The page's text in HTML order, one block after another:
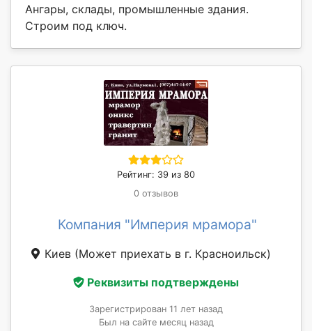
Ангары, склады, промышленные здания.
Строим под ключ.
Рейтинг: 39 из 80
0 отзывов
Компания "Империя мрамора"
Киев (Может приехать в г. Красноильск)
Реквизиты подтверждены
Зарегистрирован 11 лет назад
Был на сайте месяц назад